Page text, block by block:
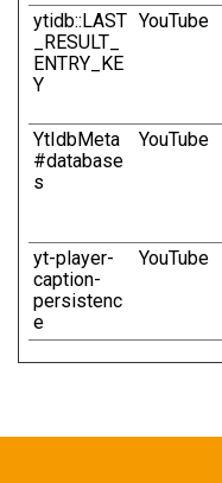
ytidb::LAST
_RESULT_
ENTRY_KE
Y
YouTube
YtIdbMeta
#database
s
YouTube
yt-player-
caption-
persistenc
e
YouTube